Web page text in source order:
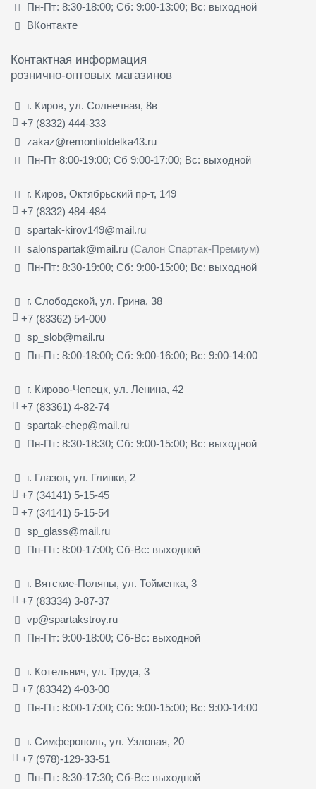
Пн-Пт: 8:30-18:00; Сб: 9:00-13:00; Вс: выходной
ВКонтакте
Контактная информация
рознично-оптовых магазинов
г. Киров, ул. Солнечная, 8в
+7 (8332) 444-333
zakaz@remontiotdelka43.ru
Пн-Пт 8:00-19:00; Сб 9:00-17:00; Вс: выходной
г. Киров, Октябрьский пр-т, 149
+7 (8332) 484-484
spartak-kirov149@mail.ru
salonspartak@mail.ru (Салон Спартак-Премиум)
Пн-Пт: 8:30-19:00; Сб: 9:00-15:00; Вс: выходной
г. Слободской, ул. Грина, 38
+7 (83362) 54-000
sp_slob@mail.ru
Пн-Пт: 8:00-18:00; Сб: 9:00-16:00; Вс: 9:00-14:00
г. Кирово-Чепецк, ул. Ленина, 42
+7 (83361) 4-82-74
spartak-chep@mail.ru
Пн-Пт: 8:30-18:30; Сб: 9:00-15:00; Вс: выходной
г. Глазов, ул. Глинки, 2
+7 (34141) 5-15-45
+7 (34141) 5-15-54
sp_glass@mail.ru
Пн-Пт: 8:00-17:00; Сб-Вс: выходной
г. Вятские-Поляны, ул. Тойменка, 3
+7 (83334) 3-87-37
vp@spartakstroy.ru
Пн-Пт: 9:00-18:00; Сб-Вс: выходной
г. Котельнич, ул. Труда, 3
+7 (83342) 4-03-00
Пн-Пт: 8:00-17:00; Сб: 9:00-15:00; Вс: 9:00-14:00
г. Симферополь, ул. Узловая, 20
+7 (978)-129-33-51
Пн-Пт: 8:30-17:30; Сб-Вс: выходной